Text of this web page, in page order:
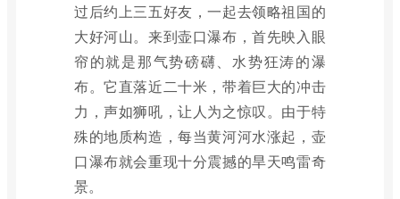
过后约上三五好友，一起去领略祖国的
大好河山。来到壶口瀑布，首先映入眼
帘的就是那气势磅礴、水势狂涛的瀑
布。它直落近二十米，带着巨大的冲击
力，声如狮吼，让人为之惊叹。由于特
殊的地质构造，每当黄河河水涨起，壶
口瀑布就会重现十分震撼的旱天鸣雷奇
景。